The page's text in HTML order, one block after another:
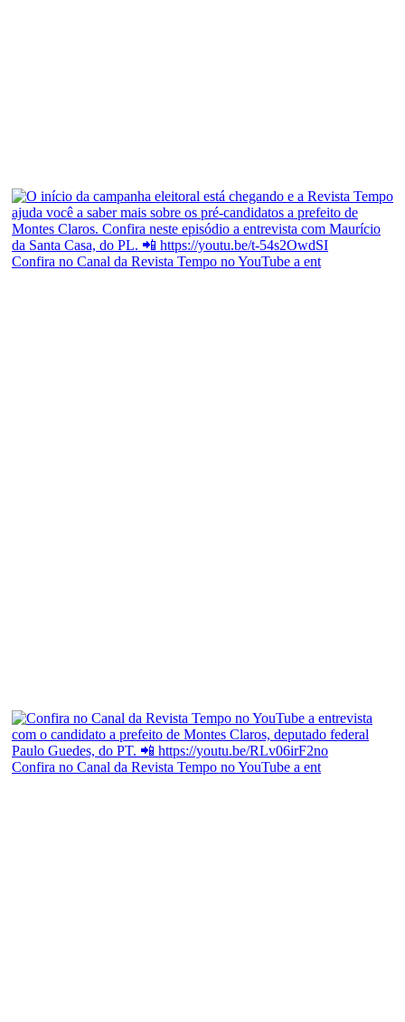
Confira no Canal da Revista Tempo no YouTube a ent
Confira no Canal da Revista Tempo no YouTube a ent